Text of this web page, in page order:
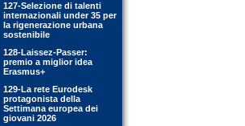
127-Selezione di talenti
internazionali under 35 per
la rigenerazione urbana
sostenibile
128-Laissez-Passer:
premio a miglior idea
Erasmus+
129-La rete Eurodesk
protagonista della
Settimana europea dei
giovani 2026